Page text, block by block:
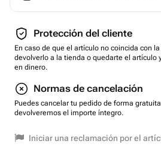
Protección del cliente
En caso de que el artículo no coincida con
devolverlo a la tienda o quedarte el artículo
en dinero.
Normas de cancelación
Puedes cancelar tu pedido de forma
devolveremos el importe íntegro.
Iniciar una reclamación por el